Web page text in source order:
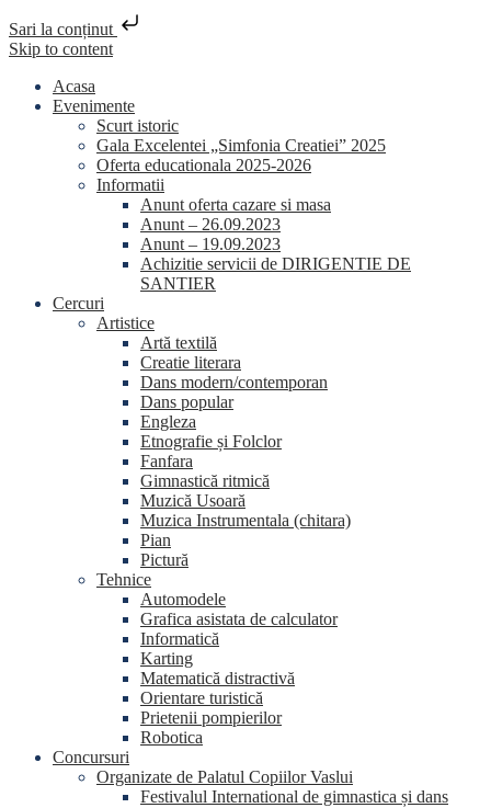
Sari la conținut
Skip to content
Acasa
Evenimente
Scurt istoric
Gala Excelentei „Simfonia Creatiei” 2025
Oferta educationala 2025-2026
Informatii
Anunt oferta cazare si masa
Anunt – 26.09.2023
Anunt – 19.09.2023
Achizitie servicii de DIRIGENTIE DE
SANTIER
Cercuri
Artistice
Artă textilă
Creatie literara
Dans modern/contemporan
Dans popular
Engleza
Etnografie și Folclor
Fanfara
Gimnastică ritmică
Muzică Usoară
Muzica Instrumentala (chitara)
Pian
Pictură
Tehnice
Automodele
Grafica asistata de calculator
Informatică
Karting
Matematică distractivă
Orientare turistică
Prietenii pompierilor
Robotica
Concursuri
Organizate de Palatul Copiilor Vaslui
Festivalul International de gimnastica și dans